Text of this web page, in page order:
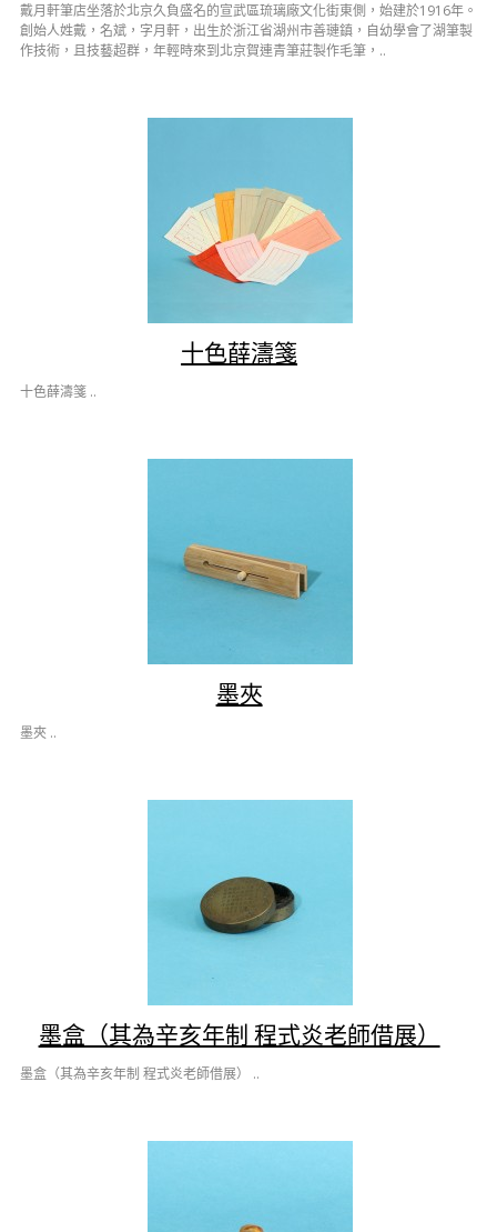
戴月軒筆店坐落於北京久負盛名的宣武區琉璃廠文化街東側，始建於1916年。
創始人姓戴，名斌，字月軒，出生於浙江省湖州市善璉鎮，自幼學會了湖筆製
作技術，且技藝超群，年輕時來到北京賀連青筆莊製作毛筆，..
十色薛濤箋
十色薛濤箋 ..
墨夾
墨夾 ..
墨盒（其為辛亥年制 程式炎老師借展）
墨盒（其為辛亥年制 程式炎老師借展） ..